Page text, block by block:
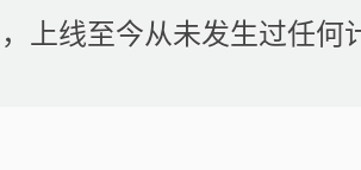
上线至今从未发生过任何